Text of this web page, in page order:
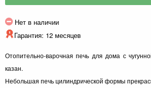
Нет в наличии
Гарантия: 12 месяцев
Отопительно-варочная печь для дома с
казан.
Небольшая печь цилиндрической формы